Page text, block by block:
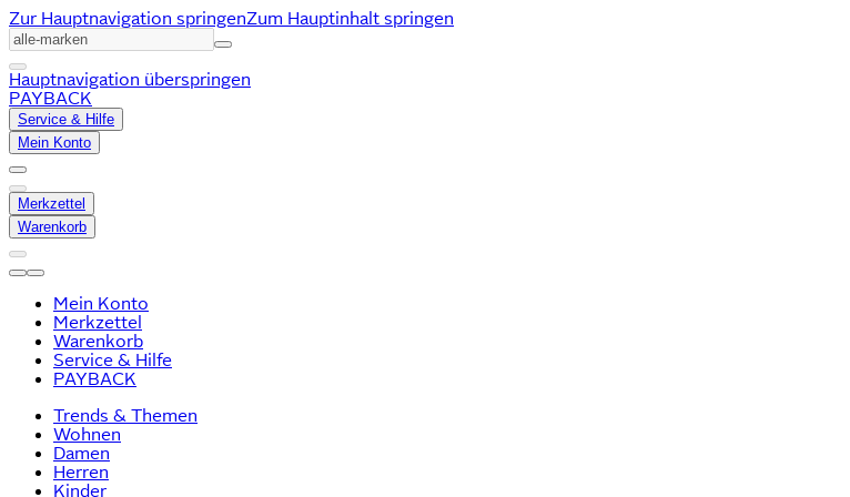
Zur Hauptnavigation springenZum Hauptinhalt springen
Hauptnavigation überspringen
PAYBACK
Service & Hilfe
Mein Konto
Merkzettel
Warenkorb
Mein Konto
Merkzettel
Warenkorb
Service & Hilfe
PAYBACK
Trends & Themen
Wohnen
Damen
Herren
Kinder